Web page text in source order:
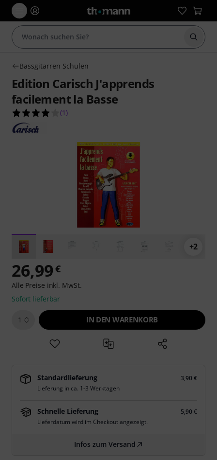
Suche
Bassgitarren Schulen
Edition Carisch J'apprends
facilement la Basse
4.0 von 5 Sternen aus 1 Kundenbewertungen
(1 )
+2
26,99€
Alle Preise inkl. MwSt.
Sofort lieferbar
1 IN DEN WARENKORB
Standardlieferung
3,90 €
Lieferung in ca. 1-3 Werktagen
Schnelle Lieferung
5,90 €
Lieferdatum wird im Checkout angezeigt.
Infos zum Versand